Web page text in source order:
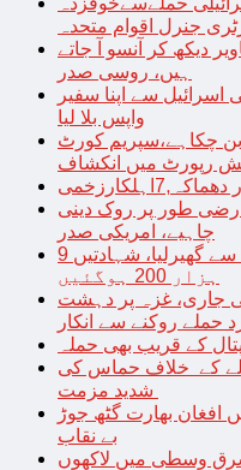
جنرل اقوام متحدہ
دیکھ کر آنسو آ جاتے
ہیں، روسی صدر
اسرائیل سے اپنا سفیر
واپس بلا لیا
بن چکاہے،سپریم کورٹ
رپورٹ میں انکشاف
طور پر روک دینی
چاہیے، امریکی صدر
اسرائیل نے غزہ کو چاروں طرف سے گھیرلیا، شہادتیں 9
ہزار 200 ہوگئیں
جاری، غزہ پر دہشت
حملے روکنے سے انکار
کے قریب بھی حملہ
کے خلاف حماس کی
افغان بھارت گٹھ جوڑ
بے نقاب
وسطی میں لاکھوں